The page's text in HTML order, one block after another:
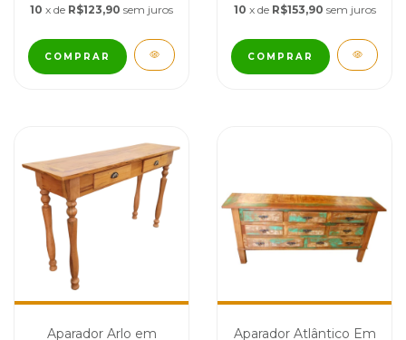
10 x de R$123,90 sem juros
COMPRAR
10 x de R$153,90 sem juros
COMPRAR
Aparador Arlo em
Aparador Atlântico Em